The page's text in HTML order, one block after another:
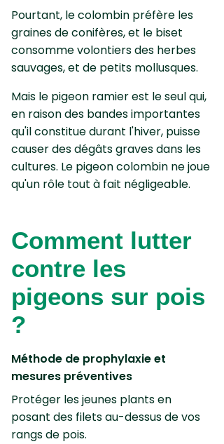
Pourtant, le colombin préfère les
graines de conifères, et le biset
consomme volontiers des herbes
sauvages, et de petits mollusques.
Mais le pigeon ramierest le seul qui,
en raison des bandes importantes
qu'il constitue durant l'hiver, puisse
causer des dégâts graves dans les
cultures. Le pigeon colombin ne joue
qu'un rôle tout à fait négligeable.
Comment lutter
contre les
pigeons sur pois
?
Méthode de prophylaxie et
mesures préventives
Protéger les jeunes plants en
posant des filets au-dessus de vos
rangs de pois.